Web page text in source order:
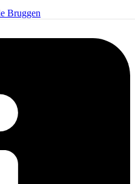
Bruggen